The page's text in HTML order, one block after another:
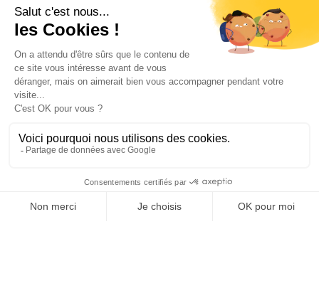
©OSM©CARTO
Chemin du Salaou, Direction Espace Léon
AUSSTATTUNG